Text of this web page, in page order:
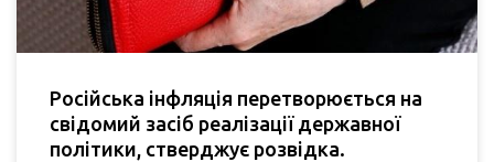
Російська інфляція перетворюється на
свідомий засіб реалізації державної
політики, стверджує розвідка.